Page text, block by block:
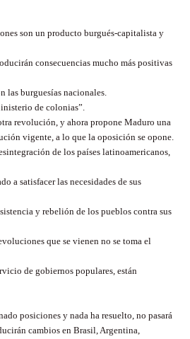
son un producto burgués-capitalista y
consecuencias mucho más positivas
las burguesías nacionales.
de colonias”.
revolución, y ahora propone Maduro una
vigente, a lo que la oposición se opone.
de los países latinoamericanos,
a satisfacer las necesidades de sus
y rebelión de los pueblos contra sus
que se vienen no se toma el
de gobiernos populares, están
posiciones y nada ha resuelto, no pasará
cambios en Brasil, Argentina,